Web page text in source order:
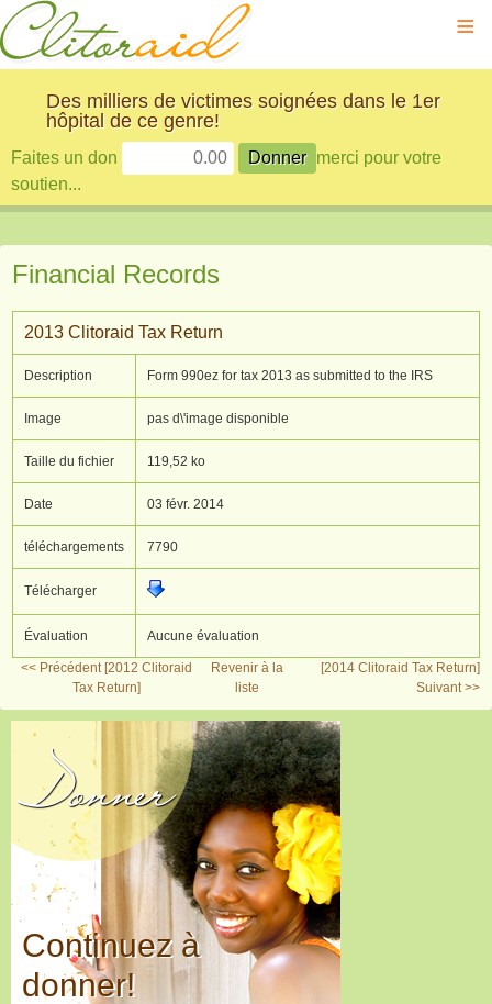
≡
Des milliers de victimes soignées dans le 1er
hôpital de ce genre!
Faites un don
merci pour votre
soutien...
Financial Records
2013 Clitoraid Tax Return
Description Form 990ez for tax 2013 as submitted to the IRS
Image pas d\'image disponible
Taille du fichier 119,52 ko
Date 03 févr. 2014
téléchargements 7790
Télécharger
Évaluation Aucune évaluation
<< Précédent [2012 Clitoraid
Tax Return]
Revenir à la
liste
[2014 Clitoraid Tax Return]
Suivant >>
Donner
Continuez à
donner!